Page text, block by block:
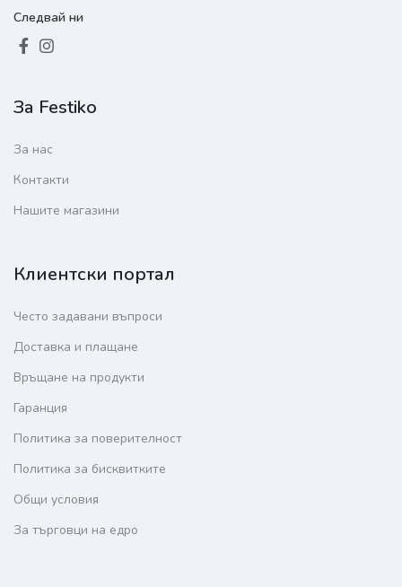
Следвай ни
За Festiko
За нас
Контакти
Нашите магазини
Клиентски портал
Често задавани въпроси
Доставка и плащане
Връщане на продукти
Гаранция
Политика за поверителност
Политика за бисквитките
Общи условия
За търговци на едро